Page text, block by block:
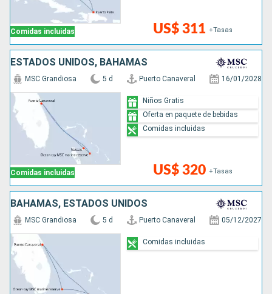
Comidas incluidas US$ 311 +Tasas
ESTADOS UNIDOS, BAHAMAS
Comidas incluidas
MSC Grandiosa 5 d Puerto Canaveral 16/01/2028
US$ 320 +Tasas
Niños Gratis
Oferta en paquete de bebidas
Comidas incluidas
BAHAMAS, ESTADOS UNIDOS
MSC Grandiosa 5 d Puerto Canaveral 05/12/2027
Comidas incluidas